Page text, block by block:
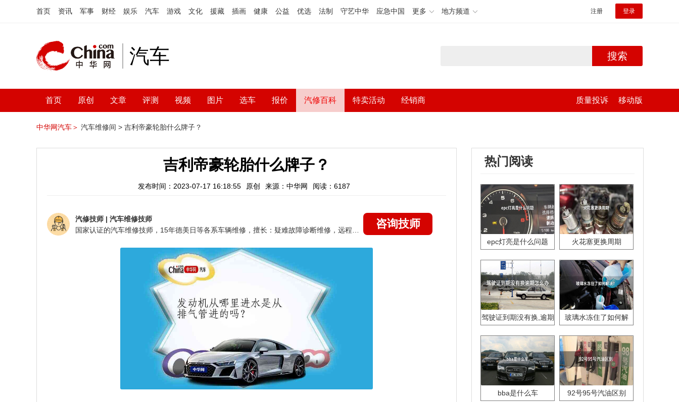
首页 资讯 军事 财经 娱乐 汽车 游戏 文化 援藏 插画 健康 公益 优选 法制 守艺中华 应急中国 更多 地方频道 注册 登录
汽车 搜索
首页 原创 文章 评测 视频 图片 选车 报价 汽修百科 特卖活动 经销商 质量投诉 移动版
中华网汽车＞ 汽车维修间 > 吉利帝豪轮胎什么牌子？
吉利帝豪轮胎什么牌子？
发布时间：2023-07-17 16:18:55 原创 来源：中华网 阅读：6187
汽修技师 | 汽车维修技师
咨询技师
热门阅读
epc灯亮是什么问题 火花塞更换周期
驾驶证到期没有换,逾期
玻璃水冻住了如何解
bba是什么车 92号95号汽油区别